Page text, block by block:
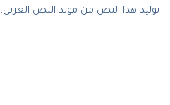
توليد هذا النص من مولد النص العربى،